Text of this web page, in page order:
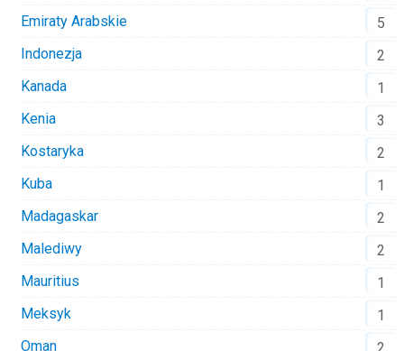
Emiraty Arabskie
5
Indonezja
2
Kanada
1
Kenia
3
Kostaryka
2
Kuba
1
Madagaskar
2
Malediwy
2
Mauritius
1
Meksyk
1
Oman